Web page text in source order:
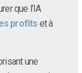
que l’IA
profits et à
une